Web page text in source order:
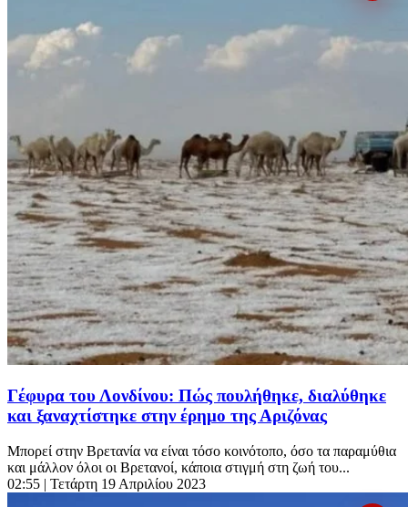
Γέφυρα του Λονδίνου: Πώς πουλήθηκε, διαλύθηκε
και ξαναχτίστηκε στην έρημο της Αριζόνας
Μπορεί στην Βρετανία να είναι τόσο κοινότοπο, όσο τα παραμύθια
και μάλλον όλοι οι Βρετανοί, κάποια στιγμή στη ζωή του...
02:55 | Τετάρτη 19 Απριλίου 2023